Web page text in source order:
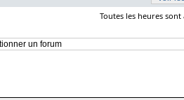
Toutes les heures